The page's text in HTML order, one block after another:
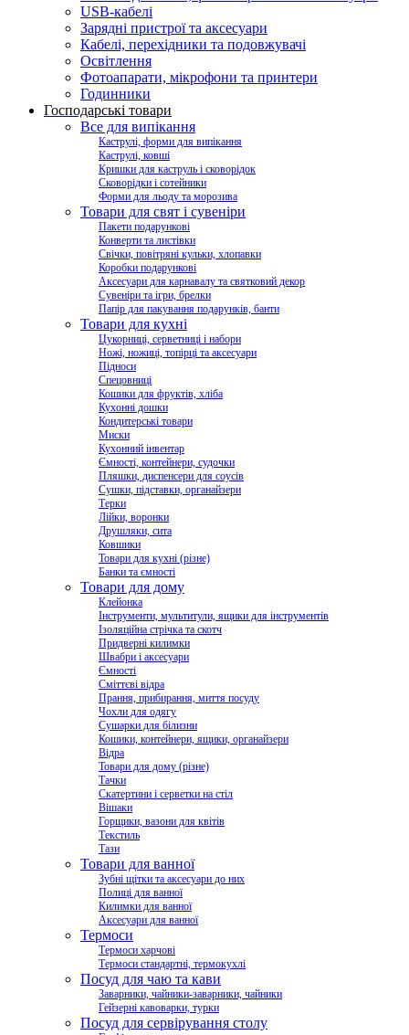
USB-кабелі
Зарядні пристрої та аксесуари
Кабелі, перехідники та подовжувачі
Освітлення
Фотоапарати, мікрофони та принтери
Годинники
Господарські товари
Все для випікання
Каструлі, форми для випікання
Каструлі, ковші
Кришки для каструль і сковорідок
Сковорідки і сотейники
Форми для льоду та морозива
Товари для свят і сувеніри
Пакети подарункові
Конверти та листівки
Свічки, повітряні кульки, хлопавки
Коробки подарункові
Аксесуари для карнавалу та святковий декор
Сувеніри та ігри, брелки
Папір для пакування подарунків, банти
Товари для кухні
Цукорниці, серветниці і набори
Ножі, ножиці, топірці та аксесуари
Підноси
Спецовниці
Кошики для фруктів, хліба
Кухонні дошки
Кондитерські товари
Миски
Кухонний інвентар
Ємності, контейнери, судочки
Пляшки, диспенсери для соусів
Сушки, підставки, органайзери
Терки
Лійки, воронки
Друшляки, сита
Ковшики
Товари для кухні (різне)
Банки та ємності
Товари для дому
Клейонка
Інструменти, мультитули, ящики для інструментів
Ізоляційна стрічка та скотч
Придверні килимки
Швабри і аксесуари
Ємності
Сміттєві відра
Прання, прибирання, миття посуду
Чохли для одягу
Сушарки для білизни
Кошики, контейнери, ящики, органайзери
Відра
Товари для дому (різне)
Тачки
Скатертини і серветки на стіл
Вішаки
Горщики, вазони для квітів
Текстиль
Тази
Товари для ванної
Зубні щітки та аксесуари до них
Полиці для ванної
Килимки для ванної
Аксесуари для ванної
Термоси
Термоси харчові
Термоси стандартні, термокухлі
Посуд для чаю та кави
Заварники, чайники-заварники, чайники
Гейзерні кавоварки, турки
Посуд для сервірування столу